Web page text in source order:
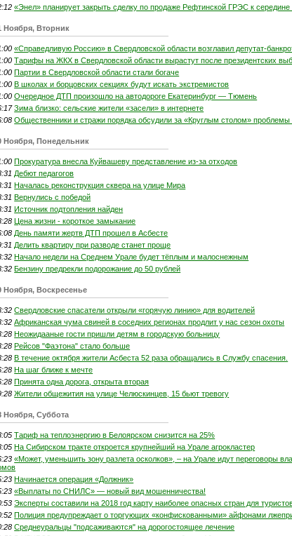
«Энел» планирует закрыть сделку по продаже Рефтинской ГРЭС к середине
Ноября, Вторник
«Справедливую Россию» в Свердловской области возглавил депутат-
Тарифы на ЖКХ в Свердловской области вырастут после президентских
Партии в Свердловской области стали богаче
В школах и борцовских секциях будут искать экстремистов
Очередное ДТП произошло на автодороге Екатеринбург — Тюмень
Зима близко: сельские жители «засели» в интернете
Общественники и стражи порядка обсудили за «Круглым столом» проблемы
Ноября, Понедельник
Прокуратура внесла Куйвашеву представление из-за отходов
Дебют педагогов
Началась реконструкция сквера на улице Мира
Вернулись с победой
Источник подтопления найден
Цена жизни - короткое замыкание
День памяти жертв ДТП прошел в Асбесте
Делить квартиру при разводе станет проще
Начало недели на Среднем Урале будет тёплым и малоснежным
Бензину предрекли подорожание до 50 рублей
Ноября, Воскресенье
Свердловские спасатели открыли «горячую линию» для водителей
Африканская чума свиней в соседних регионах продлит у нас сезон охоты
Неожидааные гости пришли детям в городскую больницу
Рейсов "Фаэтона" стало больше
В течение октября жители Асбеста 52 раза обращались в Службу спасения.
На шаг ближе к мечте
Принята одна дорога, открыта вторая
Жители общежития на улице Челюскинцев, 15 бьют тревогу
Ноября, Суббота
Тариф на теплоэнергию в Белоярском снизится на 25%
На Сибирском тракте откроется крупнейший на Урале агрокластер
«Может, уменьшить зону разлета осколков», – на Урале идут переговоры
Начинается операция «Должник»
«Выплаты по СНИЛС» — новый вид мошенничества!
Эксперты составили на 2018 год карту наиболее опасных стран для
Полиция предупреждает о торгующих «конфискованными» айфонами
Среднеуральцы "подсаживаются" на дорогостоящее лечение